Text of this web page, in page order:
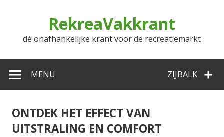
RekreaVakkrant
dé onafhankelijke krant voor de recreatiemarkt
ZIJBALK
MENU
ONTDEK HET EFFECT VAN
UITSTRALING EN COMFORT